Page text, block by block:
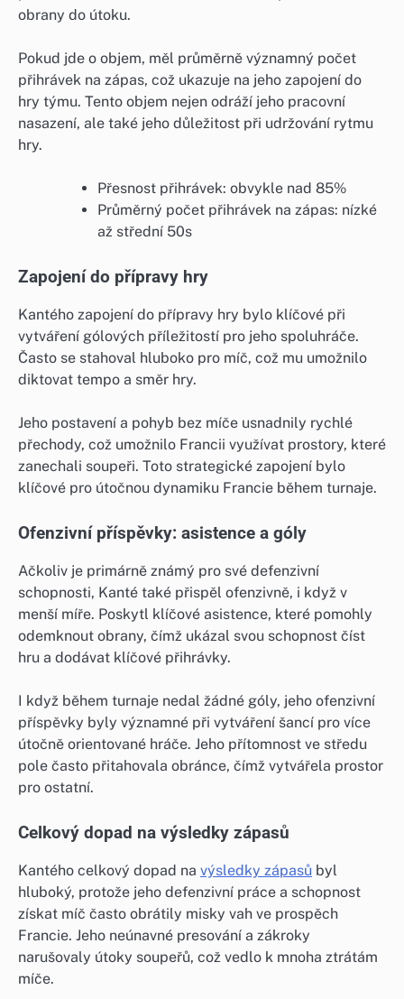
obrany do útoku.
Pokud jde o objem, měl průměrně významný počet
přihrávek na zápas, což ukazuje na jeho zapojení do
hry týmu. Tento objem nejen odráží jeho pracovní
nasazení, ale také jeho důležitost při udržování rytmu
hry.
Přesnost přihrávek: obvykle nad 85%
Průměrný počet přihrávek na zápas: nízké
až střední 50s
Zapojení do přípravy hry
Kantého zapojení do přípravy hry bylo klíčové při
vytváření gólových příležitostí pro jeho spoluhráče.
Často se stahoval hluboko pro míč, což mu umožnilo
diktovat tempo a směr hry.
Jeho postavení a pohyb bez míče usnadnily rychlé
přechody, což umožnilo Francii využívat prostory, které
zanechali soupeři. Toto strategické zapojení bylo
klíčové pro útočnou dynamiku Francie během turnaje.
Ofenzivní příspěvky: asistence a góly
Ačkoliv je primárně známý pro své defenzivní
schopnosti, Kanté také přispěl ofenzivně, i když v
menší míře. Poskytl klíčové asistence, které pomohly
odemknout obrany, čímž ukázal svou schopnost číst
hru a dodávat klíčové přihrávky.
I když během turnaje nedal žádné góly, jeho ofenzivní
příspěvky byly významné při vytváření šancí pro více
útočně orientované hráče. Jeho přítomnost ve středu
pole často přitahovala obránce, čímž vytvářela prostor
pro ostatní.
Celkový dopad na výsledky zápasů
Kantého celkový dopad na výsledky zápasů byl
hluboký, protože jeho defenzivní práce a schopnost
získat míč často obrátily misky vah ve prospěch
Francie. Jeho neúnavné presování a zákroky
narušovaly útoky soupeřů, což vedlo k mnoha ztrátám
míče.